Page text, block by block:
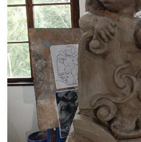
kostelu Nanebevzetí Panny Marie ve
Vilémově
Socha svatého Jana Nepomuckého na
schodišti ke kostelu Nanebevzetí Panny
Marie ve Vilémově
Socha svatého Šebestiána na schodišti ke
kostelu Nanebevzetí Panny Marie ve
Vilémově
Socha svatého Václava na schodišti ke
kostelu Nanebevzetí Panny Marie ve
Vilémově